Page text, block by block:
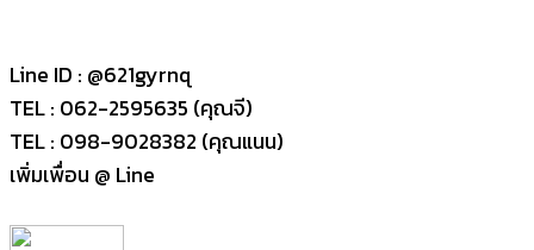
Line ID : @621gyrnq
TEL : 062-2595635 (คุณจี)
TEL : 098-9028382 (คุณแนน)
เพิ่มเพื่อน @ Line